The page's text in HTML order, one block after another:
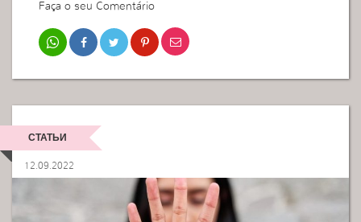
Faça o seu Comentário
СТАТЬИ
12.09.2022